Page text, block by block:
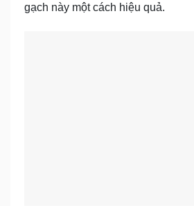
gạch này một cách hiệu quả.